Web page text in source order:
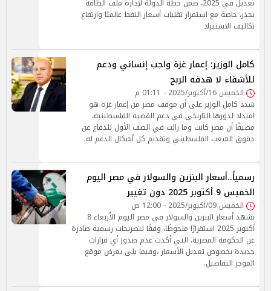
تعديل في 2025، ضمن خطة الدولة لإدارة ملف الطاقة
بحذر، خاصة مع استمرار تقلبات أسعار النفط عالميًا وارتفاع
تكاليف الاستيراد
كامل الوزير: إعمار غزة واجب إنساني ودعم
للأشقاء لا هدفه الربح
الخميس 16/أكتوبر/2025 - 01:11 م
شدد كامل الوزير على أن موقف مصر من إعمار غزة هو
امتداد لدورها التاريخي في دعم القضية الفلسطينية،
مضيفًا أن مصر كانت وما زالت في الصف الأول للدفاع عن
حقوق الشعب الفلسطيني وتقديم كل أشكال الدعم له.
رسمياً..أسعار البنزين والسولار في مصر اليوم
الخميس 9 أكتوبر 2025 دون تغيير
الخميس 09/أكتوبر/2025 - 12:00 ص
تشهد أسعار البنزين والسولار في مصر اليوم الأربعاء 8
أكتوبر 2025 استقرارًا ملحوظًا، وفقًا لتصريحات رسمية صادرة
عن الحكومة المصرية، التي أكدت عدم صدور أي قرارات
جديدة بخصوص تعديل الأسعار ،وفيما يلى يعرض موقع
الموجز التفاصيل.